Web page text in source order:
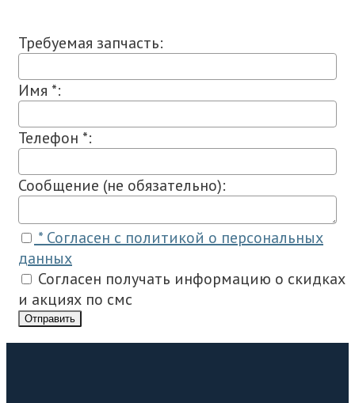
Требуемая запчасть:
Имя *:
Телефон *:
Сообщение (не обязательно):
* Согласен с политикой о персональных
данных
Согласен получать информацию о скидках
и акциях по смс
Отправить